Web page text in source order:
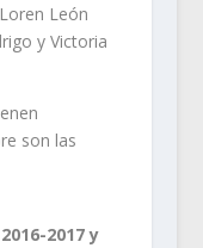
León
y Victoria
son las
2017 y